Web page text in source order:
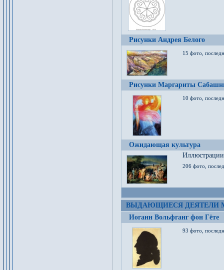
Рисунки Андрея Белого
15 фото,
Рисунки Маргариты
10 фото,
Ожидающая культура
206 фото,
ВЫДАЮЩИЕСЯ ДЕЯТЕЛИ
Иоганн Вольфганг фон Гёте
93 фото,